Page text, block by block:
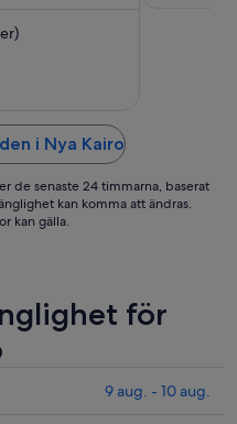
i Nya Kairo
de senaste 24 timmarna, baserat
kan komma att ändras.
kan gälla.
för
9 aug. - 10 aug.